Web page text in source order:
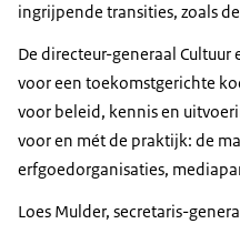
ingrijpende transities, zoals
De directeur-generaal
voor een toekomstgerichte
voor beleid, kennis en
voor en mét de praktijk: de
erfgoedorganisaties,
Loes Mulder, secretaris-